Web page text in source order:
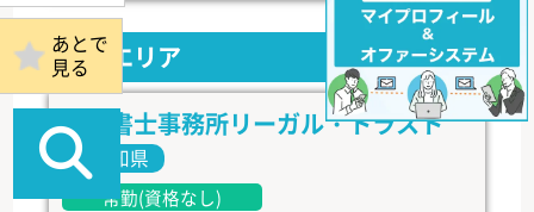
中部エリア
司法書士事務所リーガル・トラスト
愛知県
常勤(資格なし)
あとで
見る